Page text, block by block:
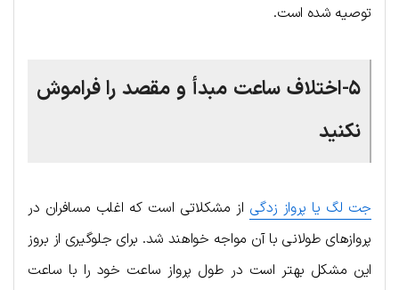
توصیه شده است.
۵-اختلاف ساعت مبدأ و مقصد را فراموش
نکنید
جت لگ یا پرواز زدگی از مشکلاتی است که اغلب مسافران در
پروازهای طولانی با آن مواجه خواهند شد. برای جلوگیری از بروز
این مشکل بهتر است در طول پرواز ساعت خود را با ساعت